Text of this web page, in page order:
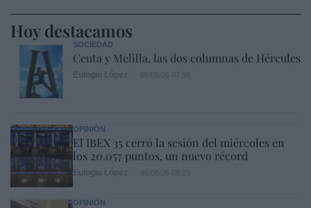
Hoy destacamos
SOCIEDAD
Ceuta y Melilla, las dos columnas de Hércules
OPINIÓN
El IBEX 35 cerró la sesión del miércoles en
los 20.057 puntos, un nuevo récord
OPINIÓN